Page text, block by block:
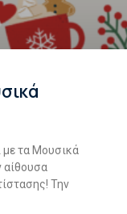
με τα Μουσικά
αίθουσα
Την